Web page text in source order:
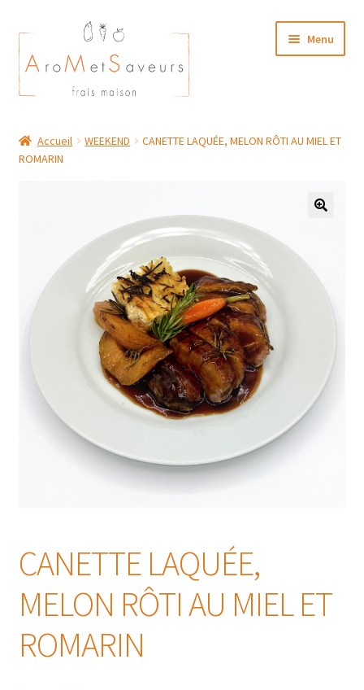
Aller
à
la
navigation
Aller
au
contenu
Menu
Plat du Jour/ Menu Week end
MON COMPTE
Accueil WEEKEND
CANETTE LAQUÉE, MELON RÔTI AU MIEL ET
ROMARIN
CANETTE LAQUÉE,
MELON RÔTI AU MIEL ET
ROMARIN